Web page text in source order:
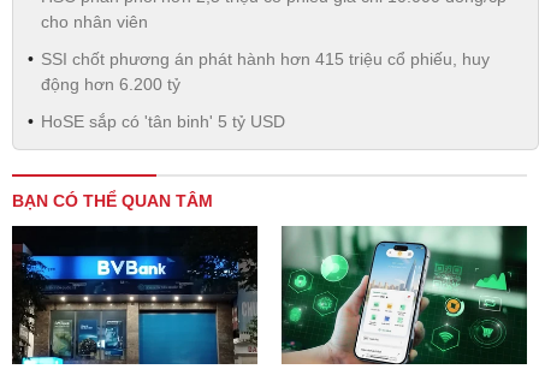
cho nhân viên
SSI chốt phương án phát hành hơn 415 triệu cổ phiếu, huy
động hơn 6.200 tỷ
HoSE sắp có 'tân binh' 5 tỷ USD
BẠN CÓ THỂ QUAN TÂM